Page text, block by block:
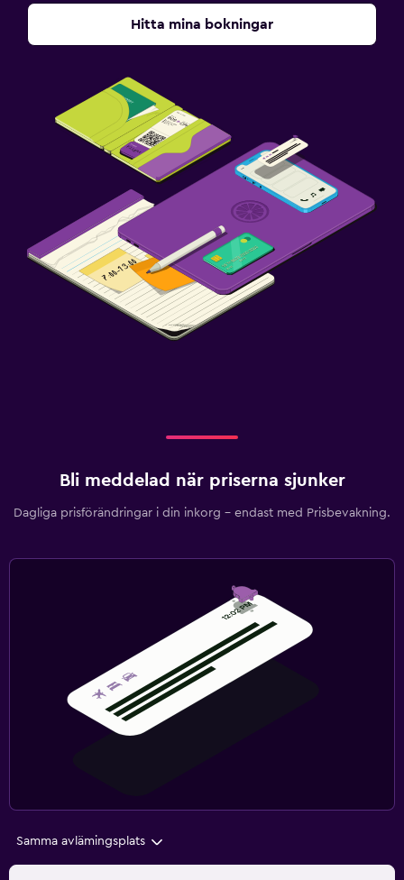
Hitta mina bokningar
Bli meddelad när priserna sjunker
Dagliga prisförändringar i din inkorg – endast med Prisbevakning.
Samma avlämingsplats